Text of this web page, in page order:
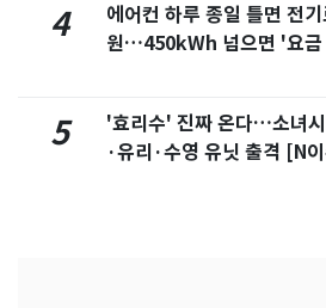
4
에어컨 하루 종일 틀면 전
원…450kWh 넘으면 '요금
5
'효리수' 진짜 온다…소녀
·유리·수영 유닛 출격 [N